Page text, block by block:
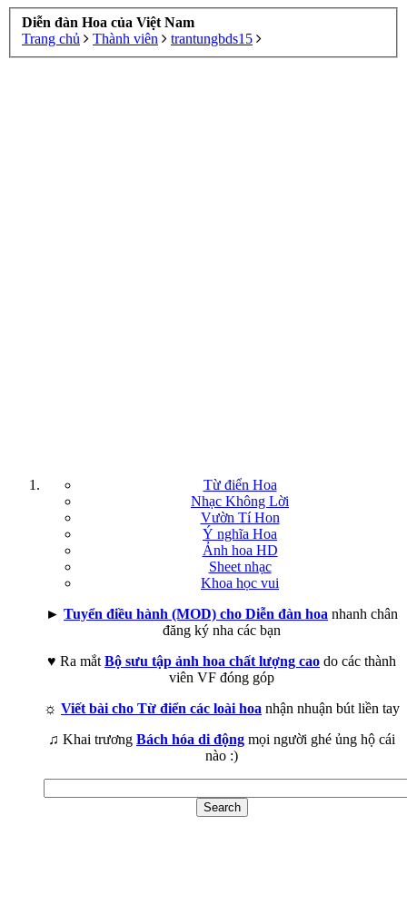
Diễn đàn Hoa của Việt Nam
Trang chủ
Thành viên trantungbds15
Từ điển Hoa
Nhạc Không Lời
Vườn Tí Hon
Ý nghĩa Hoa
Ảnh hoa HD
Sheet nhạc
Khoa học vui
► Tuyển điều hành (MOD) cho Diễn đàn hoa nhanh chân
đăng ký nha các bạn
♥ Ra mắt Bộ sưu tập ảnh hoa chất lượng cao do các thành
viên VF đóng góp
☼ Viết bài cho Từ điển các loài hoa nhận nhuận bút liền tay
♫ Khai trương Bách hóa di động mọi người ghé ủng hộ cái
nào :)